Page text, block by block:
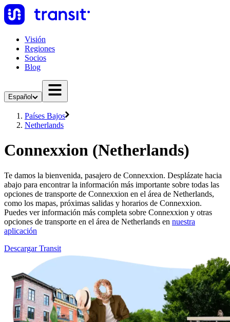
Visión
Regiones
Socios
Blog
Español
Países Bajos
Netherlands
Connexxion (Netherlands)
Te damos la bienvenida, pasajero de Connexxion. Desplázate hacia
abajo para encontrar la información más importante sobre todas las
opciones de transporte de Connexxion en el área de Netherlands,
como los mapas, próximas salidas y horarios de Connexxion.
Puedes ver información más completa sobre Connexxion y otras
opciones de transporte en el área de Netherlands en nuestra
aplicación
Descargar Transit